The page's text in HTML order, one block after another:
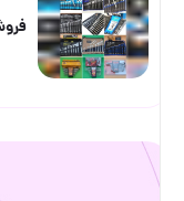
فروش ویژه انواااع